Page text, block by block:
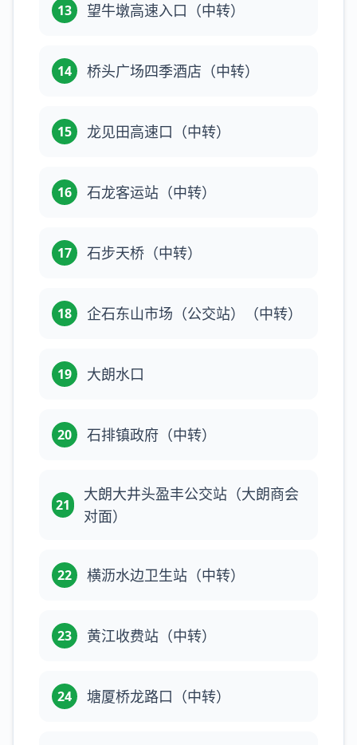
13 望牛墩高速入口（中转）
14 桥头广场四季酒店（中转）
15 龙见田高速口（中转）
16 石龙客运站（中转）
17 石步天桥（中转）
18 企石东山市场（公交站）（中转）
19 大朗水口
20 石排镇政府（中转）
21
大朗大井头盈丰公交站（大朗商会
对面）
22 横沥水边卫生站（中转）
23 黄江收费站（中转）
24 塘厦桥龙路口（中转）